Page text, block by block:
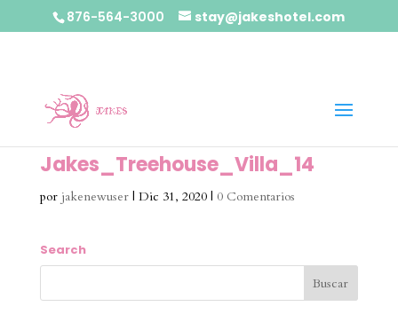
876-564-3000 stay@jakeshotel.com
Jakes_Treehouse_Villa_14
por jakenewuser| Dic 31, 2020| 0 Comentarios
Search